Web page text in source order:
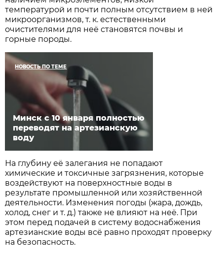
температурой и почти полным отсутствием в ней
микроорганизмов, т. к. естественными
очистителями для неё становятся почвы и
горные породы.
НОВОСТЬ ПО ТЕМЕ
Минск с 10 января полностью
переводят на артезианскую
воду
На глубину её залегания не попадают
химические и токсичные загрязнения, которые
воздействуют на поверхностные воды в
результате промышленной или хозяйственной
деятельности. Изменения погоды (жара, дождь,
холод, снег и т. д.) также не влияют на неё. При
этом перед подачей в систему водоснабжения
артезианские воды всё равно проходят проверку
на безопасность.